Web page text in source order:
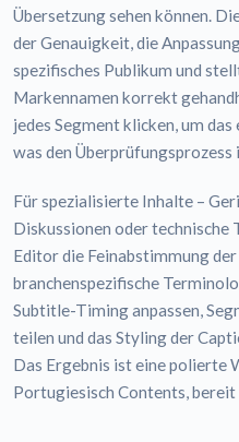
Übersetzung sehen können.
der Genauigkeit, die
spezifisches Publikum und
Markennamen korrekt
jedes Segment klicken, um
was den
Für spezialisierte Inhalte –
Diskussionen oder
Editor die Feinabstimmung
branchenspezifische
Subtitle-Timing anpassen,
teilen und das Styling der
Das Ergebnis ist eine polierte
Portugiesisch Contents,